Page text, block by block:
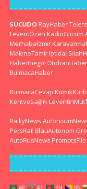
SUCUDO RayHaber
LeventÖzen KadinGirisim
Merhabaİzmir
MakineTamir Iptidai
HaberInegol OtobanHaber
BulmacaHaber
BulmacaCevap
KentveSağlık
RaillyNews
PersRail BlauAutonom
AutoRusNews PromptsFile
AR AZ BN BS